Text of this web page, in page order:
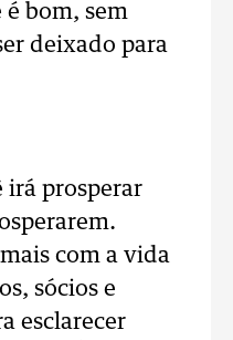
bom, sem
deixado para
irá prosperar
com a vida
sócios e
esclarecer